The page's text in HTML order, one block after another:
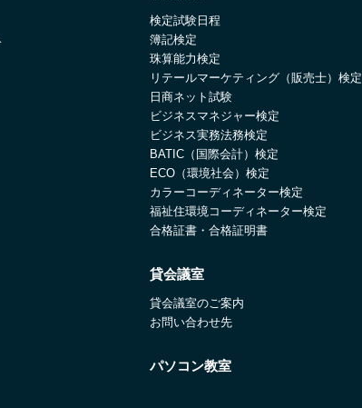
検定試験日程
簿記検定
珠算能力検定
リテールマーケティング（販売士）検定
日商ネット試験
ビジネスマネジャー検定
ビジネス実務法務検定
BATIC（国際会計）検定
ECO（環境社会）検定
カラーコーディネーター検定
福祉住環境コーディネーター検定
合格証書・合格証明書
貸会議室
貸会議室のご案内
お問い合わせ先
パソコン教室